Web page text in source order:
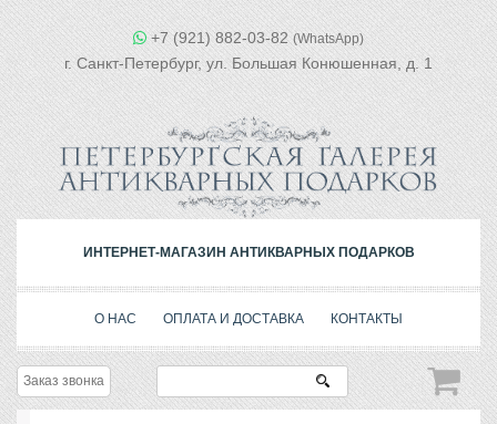
+7 (921) 882-03-82 (WhatsApp)
г. Санкт-Петербург, ул. Большая Конюшенная, д. 1
ИНТЕРНЕТ-МАГАЗИН АНТИКВАРНЫХ ПОДАРКОВ
О НАС ОПЛАТА И ДОСТАВКА КОНТАКТЫ
Заказ звонка